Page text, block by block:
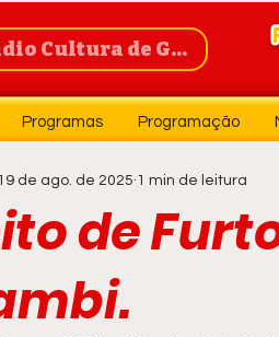
Cultura de Guanambi
Programas Programação
de
19 de ago. de 2025 1 min de leitura